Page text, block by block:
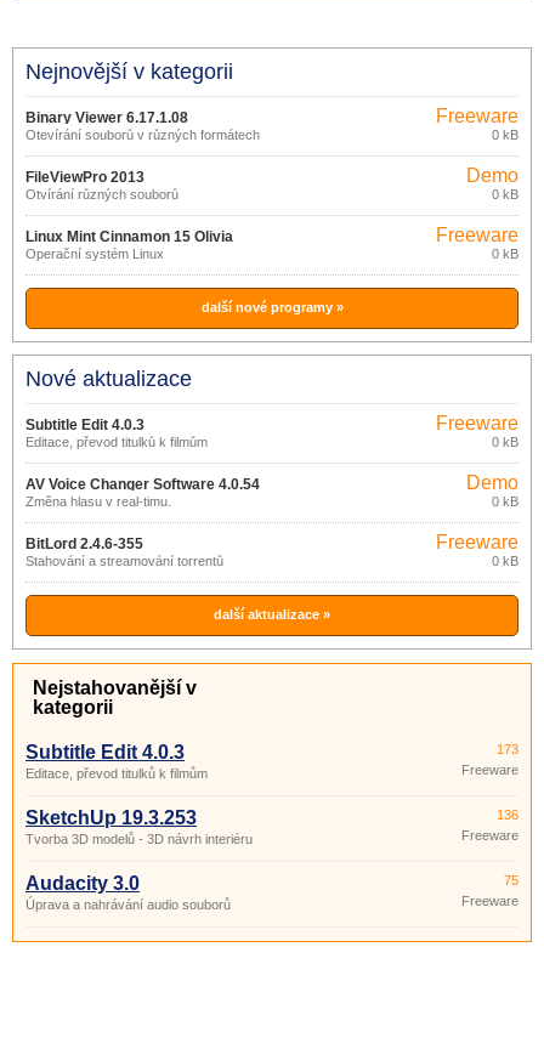
Nejnovější v kategorii
Binary Viewer 6.17.1.08
Otevírání souborů v různých formátech
Freeware
0 kB
FileViewPro 2013
Otvírání různých souborů
Demo
0 kB
Linux Mint Cinnamon 15 Olivia
Operační systém Linux
Freeware
0 kB
další nové programy »
Nové aktualizace
Subtitle Edit 4.0.3
Editace, převod titulků k filmům
Freeware
0 kB
AV Voice Changer Software 4.0.54
Změna hlasu v real-timu.
Demo
0 kB
BitLord 2.4.6-355
Stahování a streamování torrentů
Freeware
0 kB
další aktualizace »
Nejstahovanější v
kategorii
Subtitle Edit 4.0.3
Editace, převod titulků k filmům
173
Freeware
SketchUp 19.3.253
Tvorba 3D modelů - 3D návrh interiéru
136
Freeware
Audacity 3.0
Úprava a nahrávání audio souborů
75
Freeware